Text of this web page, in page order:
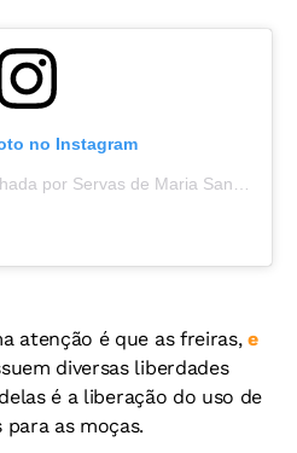
no Instagram
Uma publicação compartilhada por Servas de Maria Santíssima 💒 (@servasdemariasantissima)
atenção é que as freiras,e
diversas liberdades
é a liberação do uso de
para as moças.